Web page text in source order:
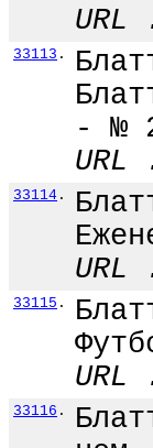
URL
33113 .
- №
URL
33114 .
URL
33115 .
URL
33116 .